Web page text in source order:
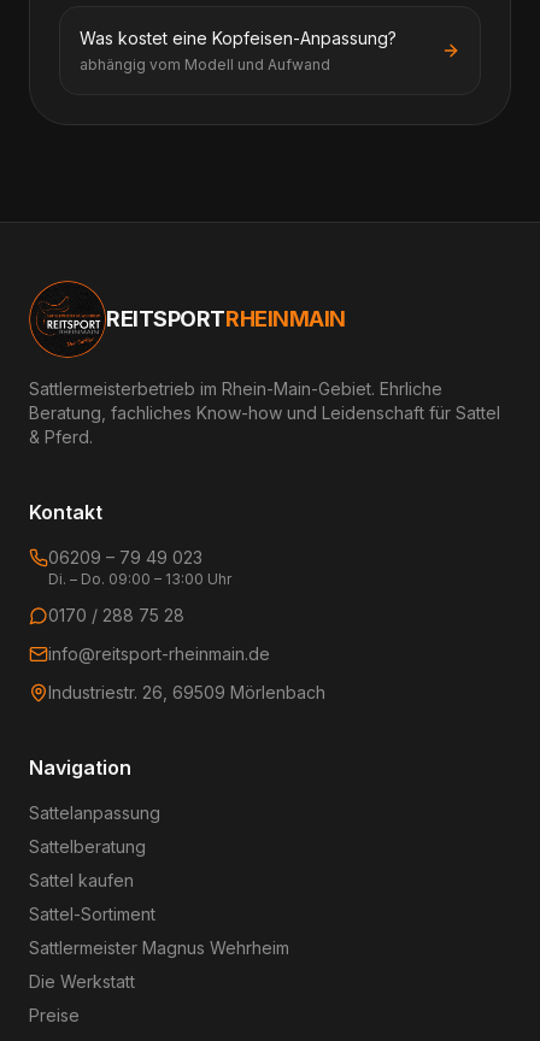
Was kostet eine Kopfeisen-Anpassung?
abhängig vom Modell und Aufwand
REITSPORTRHEINMAIN
Sattlermeisterbetrieb im Rhein-Main-Gebiet. Ehrliche
Beratung, fachliches Know-how und Leidenschaft für Sattel
& Pferd.
Kontakt
06209 – 79 49 023
Di. – Do. 09:00 – 13:00 Uhr
0170 / 288 75 28
info@reitsport-rheinmain.de
Industriestr. 26, 69509 Mörlenbach
Navigation
Sattelanpassung
Sattelberatung
Sattel kaufen
Sattel-Sortiment
Sattlermeister Magnus Wehrheim
Die Werkstatt
Preise